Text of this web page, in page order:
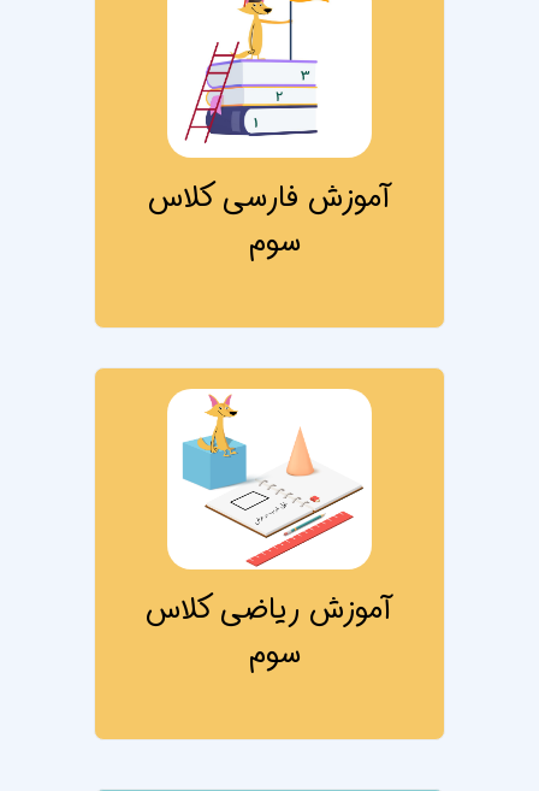
آموزش فارسی کلاس
سوم
تصویر درس
آموزش ریاضی کلاس
سوم